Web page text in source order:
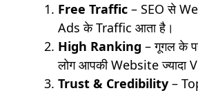
Free Traffic – SEO से
Ads के Traffic आता है।
High Ranking – गूगल के
लोग आपकी Website ज्यादा
Trust & Credibility –